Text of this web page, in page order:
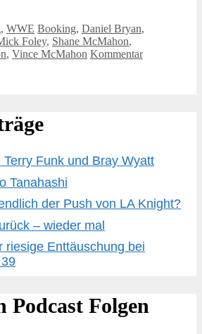
, WWE Schlagwörter
Booking, Daniel Bryan,
Foley, Shane McMahon,
, Vince McMahon Kommentar
Terry Funk und Bray Wyatt
Tanahashi
der Push von LA Knight?
– wieder mal
riesige Enttäuschung bei
Podcast Folgen